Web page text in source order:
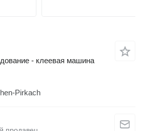
- клеевая машина
Pirkach